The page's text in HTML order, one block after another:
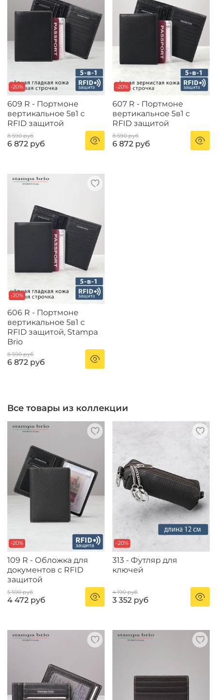
-20%
609 R - Портмоне
вертикальное 5в1 с
RFID защитой
8 590 руб
6 872 руб
-20%
607 R - Портмоне
вертикальное 5в1 с
RFID защитой
8 590 руб
6 872 руб
-20%
606 R - Портмоне
вертикальное 5в1 с
RFID защитой, Stampa
Brio
8 590 руб
6 872 руб
Все товары из коллекции
-20%
109 R - Обложка для
документов с RFID
защитой
5 590 руб
4 472 руб
-20%
313 - Футляр для
ключей
4 190 руб
3 352 руб